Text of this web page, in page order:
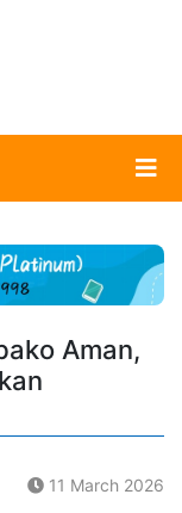
Aman,
11 March 2026